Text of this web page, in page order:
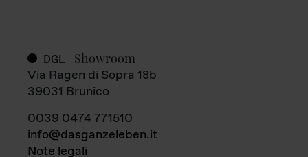
DGL Showroom
Via Ragen di Sopra 18b
39031 Brunico
0039 0474 771510
info@dasganzeleben.it
Note legali